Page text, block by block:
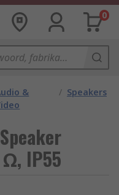
0
&
/ Speakers
Ω, IP55